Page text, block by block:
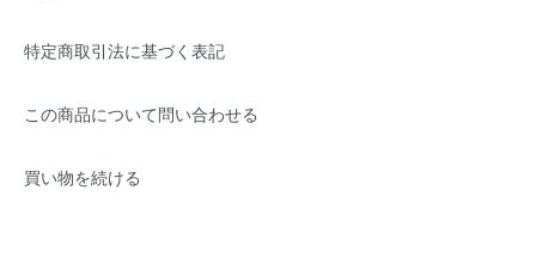
特定商取引法に基づく表記
この商品について問い合わせる
買い物を続ける